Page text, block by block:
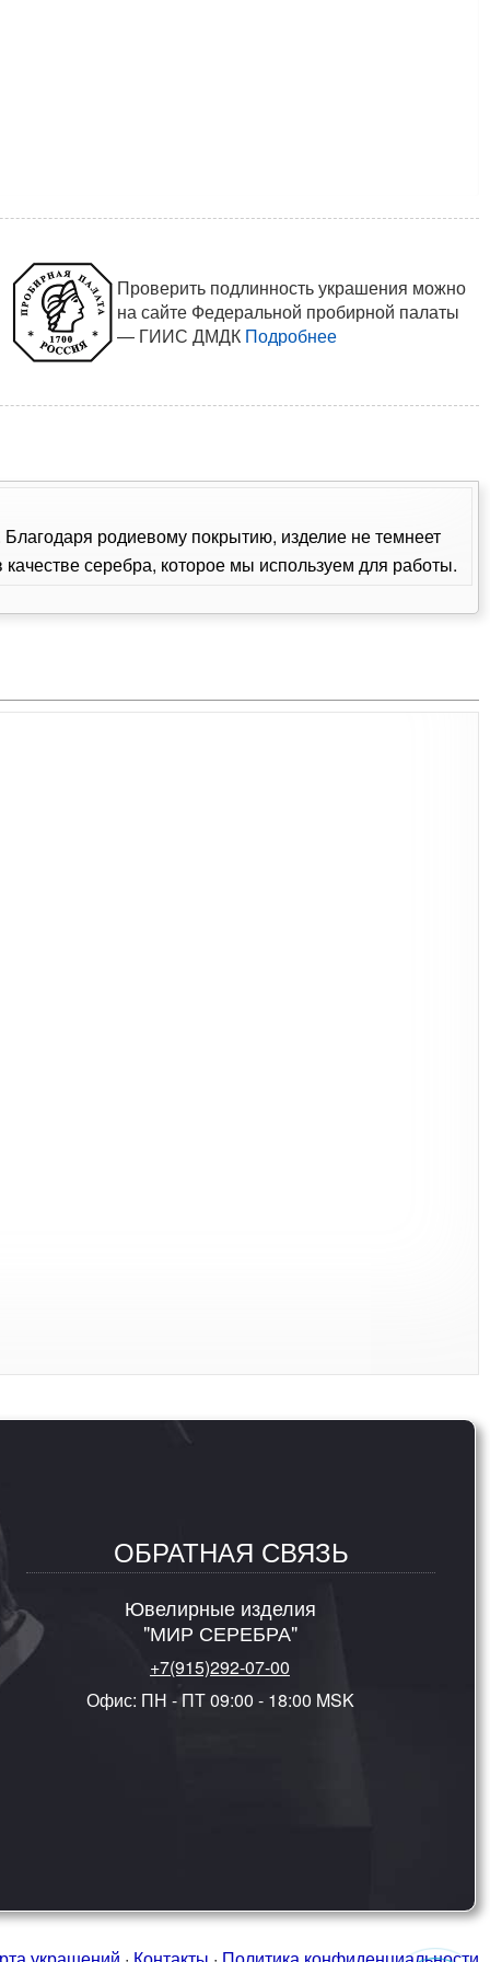
Проверить подлинность украшения можно
на сайте Федеральной пробирной палаты
— ГИИС ДМДК Подробнее
родиевому покрытию, изделие не темнеет
серебра, которое мы используем для работы.
ОБРАТНАЯ СВЯЗЬ
Ювелирные изделия
"МИР СЕРЕБРА"
+7(915)292-07-00
Офис: ПН - ПТ 09:00 - 18:00 MSK